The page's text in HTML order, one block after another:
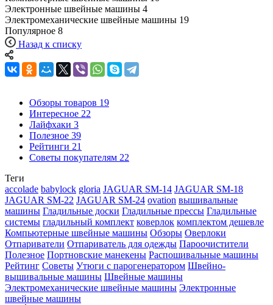
Электронные швейные машины 4
Электромеханические швейные машины 19
Популярное 8
Назад к списку
Обзоры товаров 19
Интересное 22
Лайфхаки 3
Полезное 39
Рейтинги 21
Советы покупателям 22
Теги
accolade babylock gloria JAGUAR SM-14 JAGUAR SM-18
JAGUAR SM-22 JAGUAR SM-24 ovation вышивальные
машины Гладильные доски Гладильные прессы Гладильные
системы гладильный комплект коверлок комплектом дешевле
Компьютерные швейные машины Обзоры Оверлоки
Отпариватели Отпариватель для одежды Пароочистители
Полезное Портновские манекены Распошивальные машины
Рейтинг Советы Утюги с парогенератором Швейно-
вышивальные машины Швейные машины
Электромеханические швейные машины Электронные
швейные машины